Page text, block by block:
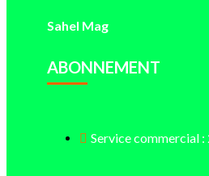
Sahel Mag
ABONNEMENT
Service commercial :